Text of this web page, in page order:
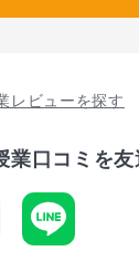
レビューを探す
口コミを